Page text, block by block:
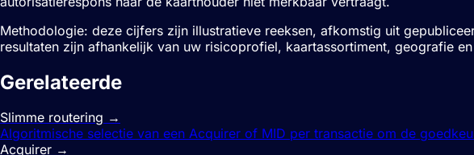
Methodologie: deze cijfers zijn illustratieve reeksen, afkomstig uit
resultaten zijn afhankelijk van uw risicoprofiel, kaartassortiment, geografie
Gerelateerde
Slimme routering →
Algoritmische selectie van een Acquirer of MID per transactie om de
Acquirer →